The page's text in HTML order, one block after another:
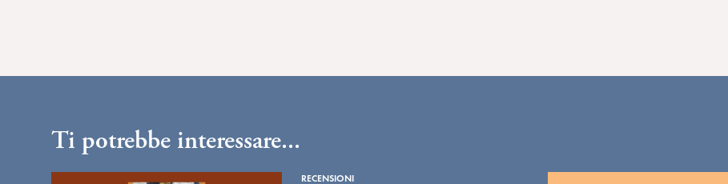
Ti potrebbe interessare...
RECENSIONI